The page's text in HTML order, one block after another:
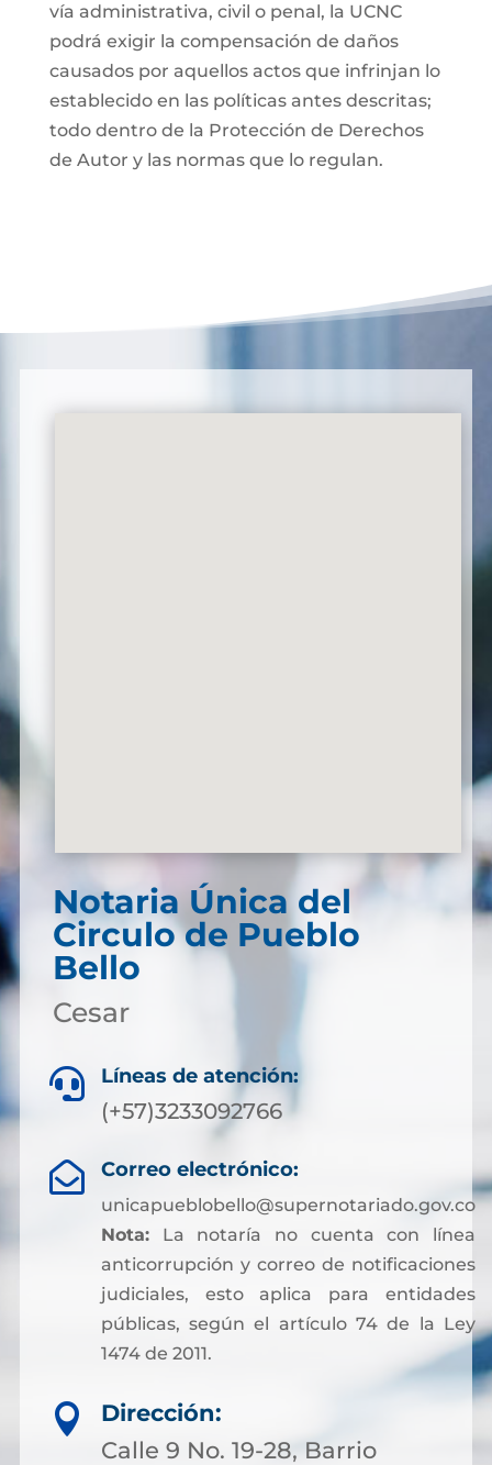
vía administrativa, civil o penal, la UCNC
podrá exigir la compensación de daños
causados por aquellos actos que infrinjan lo
establecido en las políticas antes descritas;
todo dentro de la Protección de Derechos
de Autor y las normas que lo regulan.
Notaria Única del
Circulo de Pueblo
Bello
Cesar
 Líneas de atención:
(+57)3233092766
 Correo electrónico:
unicapueblobello@supernotariado.gov.co
Nota:La notaría no cuenta con línea
anticorrupción y correo de notificaciones
judiciales, esto aplica para entidades
públicas, según el artículo 74 de la Ley
1474 de 2011.

Dirección:
Calle 9 No. 19-28, Barrio